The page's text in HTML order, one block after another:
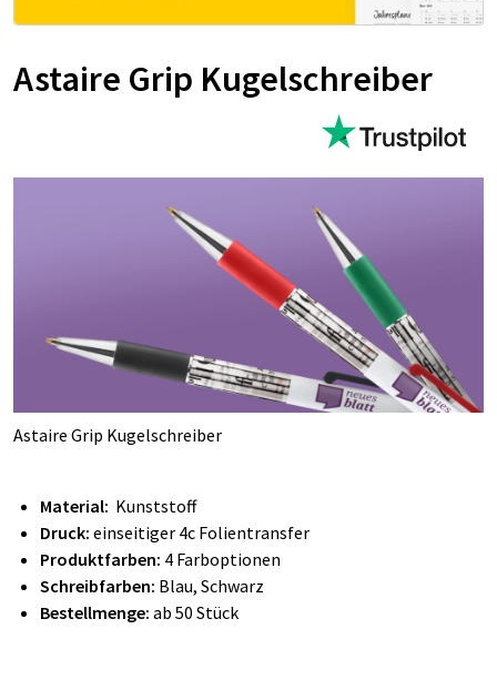
Astaire Grip Kugelschreiber
Material: Kunststoff
Druck: einseitiger 4c Folientransfer
Produktfarben: 4 Farboptionen
Schreibfarben: Blau, Schwarz
Bestellmenge: ab 50 Stück
Astaire Grip Kugelschreiber